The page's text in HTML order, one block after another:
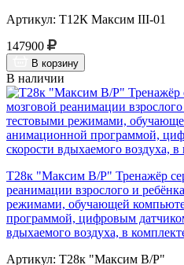
Артикул: Т12К Максим III-01
147900
В корзину
В наличии
Т28к "Максим В/Р" Тренажёр
реанимации взрослого и
режимами, обучающей
программой, цифровым
вдыхаемого воздуха, в
Артикул: Т28к "Максим В/Р"